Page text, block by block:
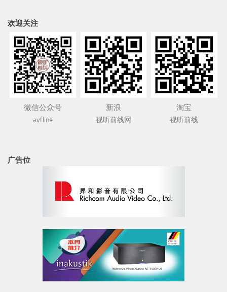
欢迎关注
微信公众号
avfline
新浪
视听前线网
淘宝
视听前线
广告位